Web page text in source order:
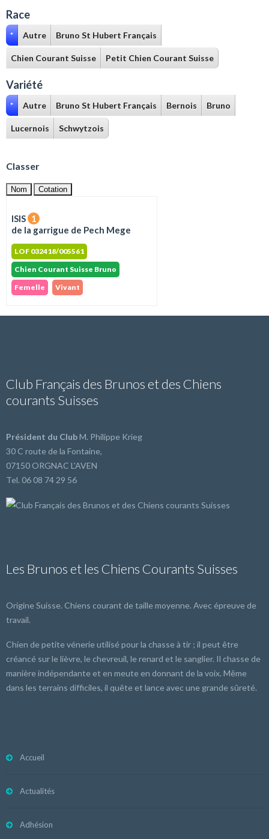
Race
* Autre Bruno St Hubert Français
Chien Courant Suisse Petit Chien Courant Suisse
Variété
* Autre Bruno St Hubert Français Bernois Bruno
Lucernois Schwytzois
Classer
Nom Cotation
ISIS 1
de la garrigue de Pech Mege
LOF 032418/005561
Chien Courant Suisse Bruno
Femelle
Vivant
Club Français des Brunos et des Chiens
courants Suisses
Président du ClubM. Philippe Krieg
30 C route de la Fontaine,
07150 ORGNAC L'AVEN
Tel. 06 08 74 29 56
Les Brunos et les Chiens Courants Suisses
Origine Suisse. Chiens courant de taille moyenne. Avec épreuve de
travail.
Chien de petite vénerie utilisé pour la chasse à tir ; il peut être
créancé sur le lièvre, le chevreuil, le renard et le sanglier. Il chasse de
manière indépendante et en meute en donnant de la voix. Même
dans les terrains difficiles, il quête et lance avec une grande sûreté.
Accueil
Actualités
Adhésion